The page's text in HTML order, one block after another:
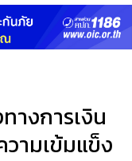
างการเงิน
ามเข้มแข็ง